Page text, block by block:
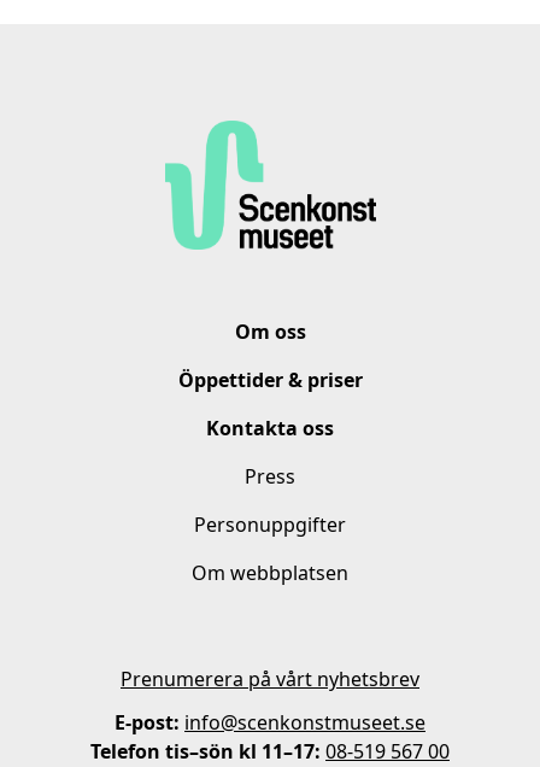
Om oss
Öppettider & priser
Kontakta oss
Press
Personuppgifter
Om webbplatsen
Prenumerera på vårt nyhetsbrev
E-post: info@scenkonstmuseet.se
Telefon tis–sön kl 11–17: 08-519 567 00